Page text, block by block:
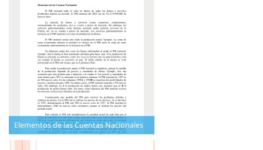
Elementos de las Cuentas Nacionales